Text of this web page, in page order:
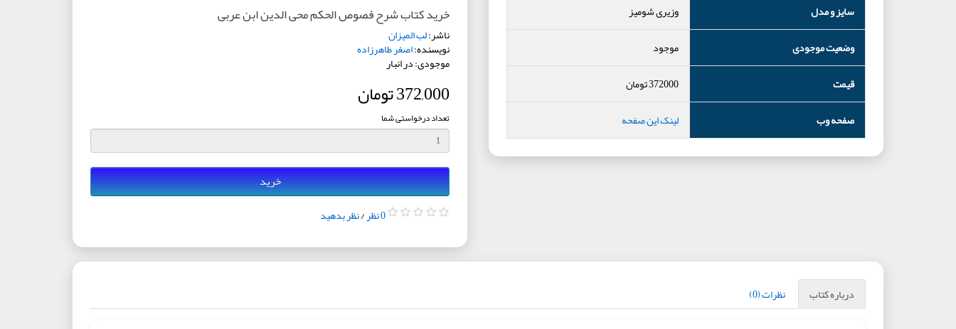
سایز و مدل
وزیری شومیز
وضعیت موجودی
موجود
قیمت
372000تومان
صفحه وب
لینک این صفحه
خرید کتاب شرح فصوص الحکم محی الدین ابن عربی
ناشر:لب المیزان
نویسنده:اصغر طاهرزاده
موجودی: در انبار
372,000 تومان
تعداد درخواستی شما
خرید
0 نظر /نظر بدهید
درباره کتاب نظرات (0)